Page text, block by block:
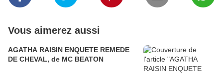
Vous aimerez aussi
AGATHA RAISIN ENQUETE REMEDE
DE CHEVAL, de MC BEATON